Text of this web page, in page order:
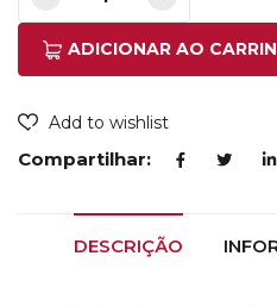
ADICIONAR AO
Add to wishlist
Compartilhar:
DESCRIÇÃO